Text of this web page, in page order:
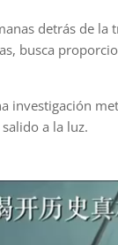
detrás de la
busca
investigación
a la luz.